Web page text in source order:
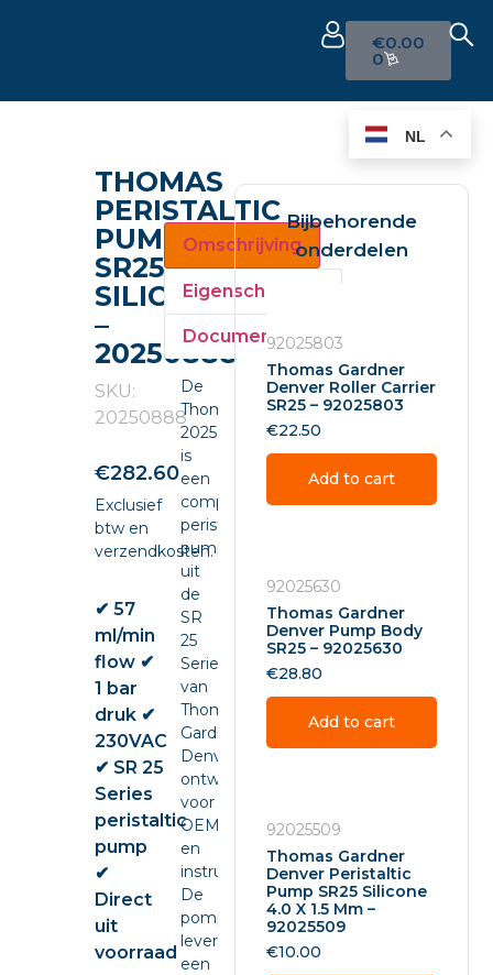
€0.00
0
THOMAS
PERISTALTIC
PUMP
SR25
SILICONE
–
20250888
SKU:
20250888
€282.60
Exclusief
btw en
verzendkosten.
✔ 57
ml/min
flow ✔
1 bar
druk ✔
230VAC
✔ SR 25
Series
peristaltic
pump
✔
Direct
uit
voorraad
Omschrijving
Eigenschappen
Documenten
De
Thomas
20250888
is
een
compacte
peristaltic
pump
uit
de
SR
25
Series
van
Thomas
Gardner
Denver,
ontwikkeld
voor
OEM-
en
instrumentintegratie.
De
pomp
levert
een
Bijbehorende
onderdelen
92025803
Thomas Gardner
Denver Roller Carrier
SR25 – 92025803
€22.50
Add to cart
92025630
Thomas Gardner
Denver Pump Body
SR25 – 92025630
€28.80
Add to cart
92025509
Thomas Gardner
Denver Peristaltic
Pump SR25 Silicone
4.0 X 1.5 Mm –
92025509
€10.00
NL